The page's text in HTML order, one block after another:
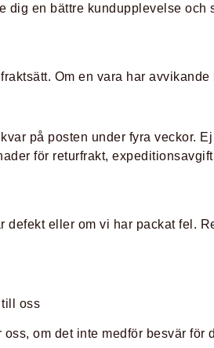
dig en bättre kundupplevelse och
Om en vara har
på posten under fyra veckor.
för returfrakt,
defekt eller om vi har packat fel.
oss
om det inte medför besvär för